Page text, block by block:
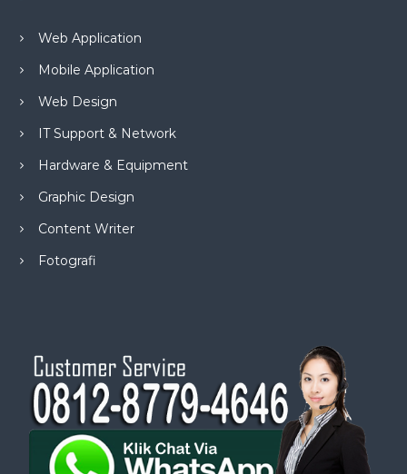
Web Application
Mobile Application
Web Design
IT Support & Network
Hardware & Equipment
Graphic Design
Content Writer
Fotografi